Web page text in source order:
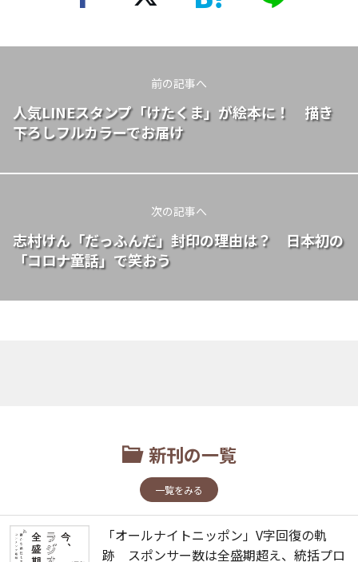
前の記事へ
人気LINEスタンプ「けたくま」が絵本に！ 描き
下ろしフルカラーでお届け
次の記事へ
志村けん「だっふんだ」封印の理由は？ 日本初の
「コロナ童話」で笑おう
新刊の一覧
一覧をみる
「オールナイトニッポン」V字回復の軌
跡 スポンサー数は全盛期超え、統括プロ